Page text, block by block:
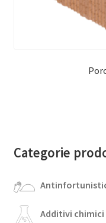
Categorie
Additivi chimici